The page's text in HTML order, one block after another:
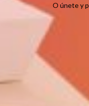
O únete y